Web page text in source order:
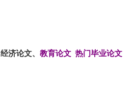
经济论文、 教育论文 热门毕业论文